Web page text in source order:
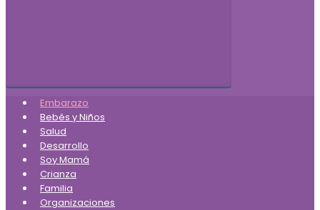
Embarazo
Bebés y Niños
Salud
Desarrollo
Soy Mamá
Crianza
Familia
Organizaciones